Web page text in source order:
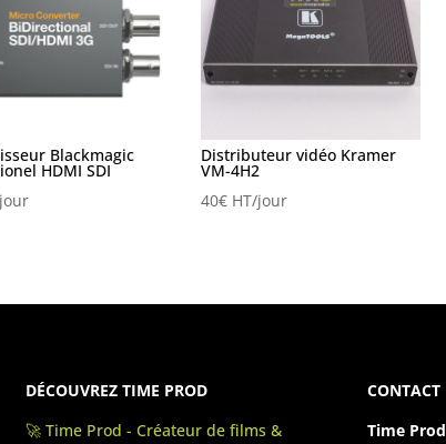
Blackmagic
HDMI SDI
Distributeur vidéo Kramer
VM-4H2
40€HT/jour
DÉCOUVREZ TIME PROD
🚀 Time Prod - Créateur de films &
CONTACT
Time Prod